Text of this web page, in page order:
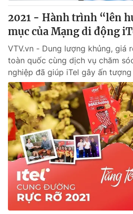
2021 - Hành trình “lên
mục của Mạng di động
VTV.vn - Dung lượng khủng, giá
toàn quốc cùng dịch vụ chăm
nghiệp đã giúp iTel gây ấn